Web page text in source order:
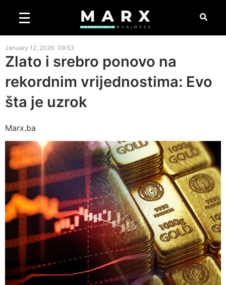
January 12, 2026 09:53
Zlato i srebro ponovo na
rekordnim vrijednostima: Evo
šta je uzrok
Marx.ba